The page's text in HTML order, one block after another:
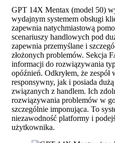
GPT 14X Mentax (model 50)
wydajnym systemem obsługi
zapewnia natychmiastową
scenariuszy handlowych pod
zapewnia przemyślane i
złożonych problemów. Sekcja
informacji do rozwiązywania
opóźnień. Odkryłem, że zespół
responsywny, jak i posiada
związanych z handlem. Ich
rozwiązywania problemów w
szczególnie imponująca. To
niezawodność platformy i
użytkownika.